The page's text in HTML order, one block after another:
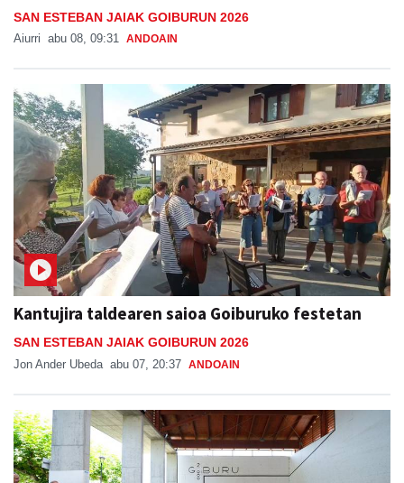
SAN ESTEBAN JAIAK GOIBURUN 2026
Aiurri abu 08, 09:31 ANDOAIN
Kantujira taldearen saioa Goiburuko festetan
SAN ESTEBAN JAIAK GOIBURUN 2026
Jon Ander Ubeda abu 07, 20:37 ANDOAIN